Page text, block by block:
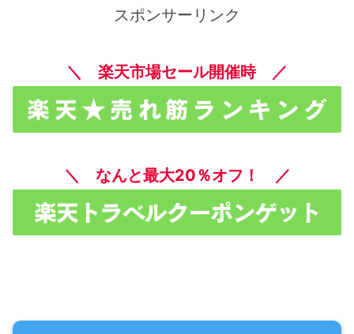
スポンサーリンク
＼ 楽天市場セール開催時 ／
＼ なんと最大20％オフ！ ／